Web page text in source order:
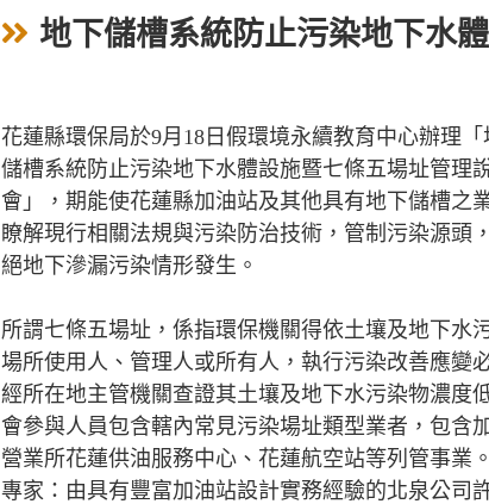
地下儲槽系統防止污染地下水
花蓮縣環保局於9月18日假環境永續教育中心辦理「
儲槽系統防止污染地下水體設施暨七條五場址管理
會」，期能使花蓮縣加油站及其他具有地下儲槽之
瞭解現行相關法規與污染防治技術，管制污染源頭
絕地下滲漏污染情形發生。
所謂七條五場址，係指環保機關得依土壤及地下水
場所使用人、管理人或所有人，執行污染改善應變
經所在地主管機關查證其土壤及地下水污染物濃度
會參與人員包含轄內常見污染場址類型業者，包含
營業所花蓮供油服務中心、花蓮航空站等列管事業
專家：由具有豐富加油站設計實務經驗的北泉公司